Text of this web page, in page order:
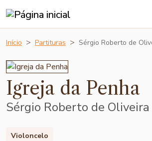
Início Partituras Sérgio Roberto de
Igreja da Penha
Sérgio Roberto de Oliveira
Violoncelo